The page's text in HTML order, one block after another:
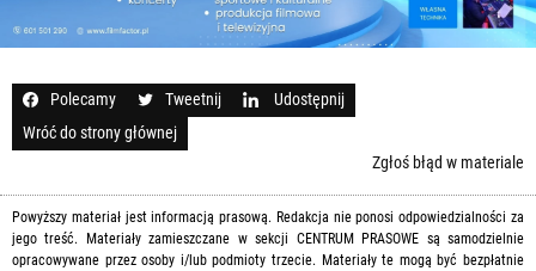
Polecamy Tweetnij
Udostępnij
Wróć do strony głównej
Zgłoś błąd w materiale
Powyższy materiał jest informacją prasową. Redakcja nie ponosi odpowiedzialności za
jego treść. Materiały zamieszczane w sekcji CENTRUM PRASOWE są samodzielnie
opracowywane przez osoby i/lub podmioty trzecie. Materiały te mogą być bezpłatnie